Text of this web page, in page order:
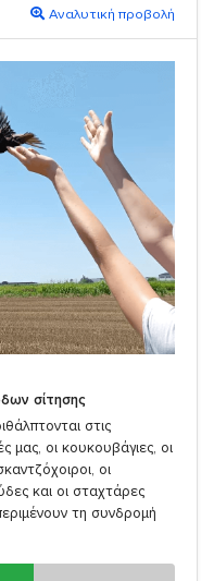
Αναλυτική προβολή
σίτησης
στις
μας, οι κουκουβάγιες, οι
οι
και οι σταχτάρες
τη συνδρομή